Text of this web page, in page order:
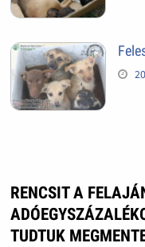
RENCSIT A
TUDTUK